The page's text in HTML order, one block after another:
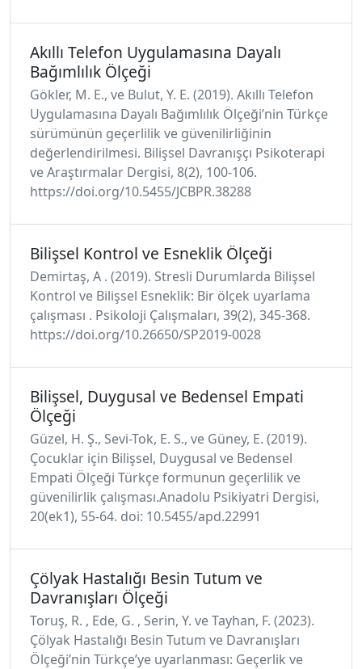
Akıllı Telefon Uygulamasına Dayalı
Bağımlılık Ölçeği
Gökler, M. E., ve Bulut, Y. E. (2019). Akıllı Telefon
Uygulamasına Dayalı Bağımlılık Ölçeği’nin Türkçe
sürümünün geçerlilik ve güvenilirliğinin
değerlendirilmesi. Bilişsel Davranışçı Psikoterapi
ve Araştırmalar Dergisi, 8(2), 100-106.
https://doi.org/10.5455/JCBPR.38288
Bilişsel Kontrol ve Esneklik Ölçeği
Demirtaş, A . (2019). Stresli Durumlarda Bilişsel
Kontrol ve Bilişsel Esneklik: Bir ölçek uyarlama
çalışması . Psikoloji Çalışmaları, 39(2), 345-368.
https://doi.org/10.26650/SP2019-0028
Bilişsel, Duygusal ve Bedensel Empati
Ölçeği
Güzel, H. Ş., Sevi-Tok, E. S., ve Güney, E. (2019).
Çocuklar için Bilişsel, Duygusal ve Bedensel
Empati Ölçeği Türkçe formunun geçerlilik ve
güvenilirlik çalışması.Anadolu Psikiyatri Dergisi,
20(ek1), 55-64. doi: 10.5455/apd.22991
Çölyak Hastalığı Besin Tutum ve
Davranışları Ölçeği
Toruş, R. , Ede, G. , Serin, Y. ve Tayhan, F. (2023).
Çölyak Hastalığı Besin Tutum ve Davranışları
Ölçeği’nin Türkçe’ye uyarlanması: Geçerlik ve